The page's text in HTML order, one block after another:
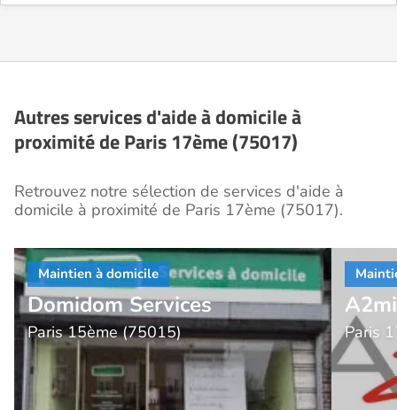
Autres services d'aide à domicile à
proximité de Paris 17ème (75017)
Retrouvez notre sélection de services d'aide à
domicile à proximité de Paris 17ème (75017).
Domidom Services
Paris 15ème (75015) Paris